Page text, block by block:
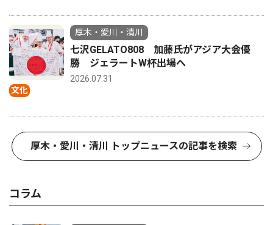
文化
厚木・愛川・清川
七沢GELATO808 加藤氏がアジア大会優
勝 ジェラートW杯出場へ
2026.07.31
厚木・愛川・清川 トップニュースの記事を検索
コラム